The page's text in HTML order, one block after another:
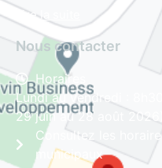
Lire la suite
Nous contacter
Horaires
Lundi au vendredi :
29 juin au 28 août 2026)
Consultez les
municipaux